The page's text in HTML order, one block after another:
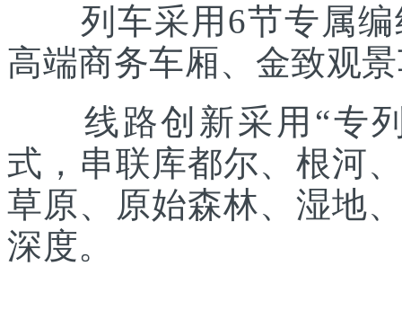
列车采用6节专属编
高端商务车厢、金致观
线路创新采用“专列
式，串联库都尔、根河
草原、原始森林、湿地
深度。